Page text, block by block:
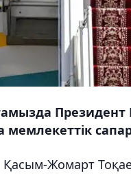
мемлекеттік
Жомарт